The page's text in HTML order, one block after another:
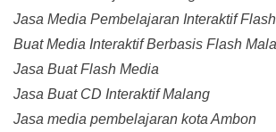
Jasa Media Pembelajaran Interaktif
Buat Media Interaktif Berbasis Flash
Jasa Buat Flash Media
Jasa Buat CD Interaktif Malang
Jasa media pembelajaran kota Ambon